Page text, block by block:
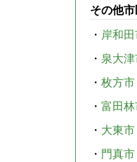
その他
・ 岸和
・ 泉大
・ 枚方市
・ 富田林
・ 大東市
・ 門真市